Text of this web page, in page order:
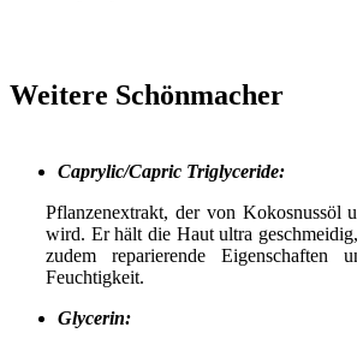
Weitere Schönmacher
Caprylic/Capric Triglyceride:
Pflanzenextrakt, der von Kokosnussöl
wird. Er hält die Haut ultra
zudem reparierende Eigenschaften
Feuchtigkeit.
Glycerin: